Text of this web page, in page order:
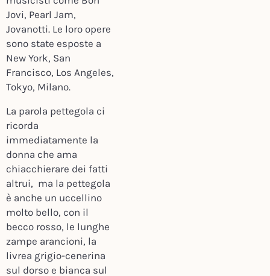
Jovi, Pearl Jam,
Jovanotti. Le loro opere
sono state esposte a
New York, San
Francisco, Los Angeles,
Tokyo, Milano.
La parola pettegola ci
ricorda
immediatamente la
donna che ama
chiacchierare dei fatti
altrui, ma la pettegola
è anche un uccellino
molto bello, con il
becco rosso, le lunghe
zampe arancioni, la
livrea grigio-cenerina
sul dorso e bianca sul